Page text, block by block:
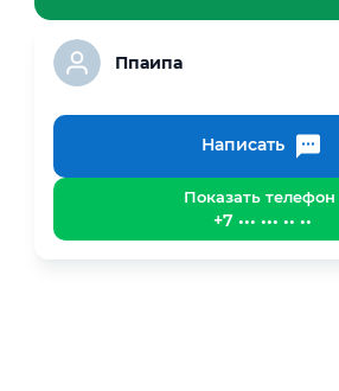
Ппаипа
Написать
Показать телефон
+7 ••• ••• •• ••